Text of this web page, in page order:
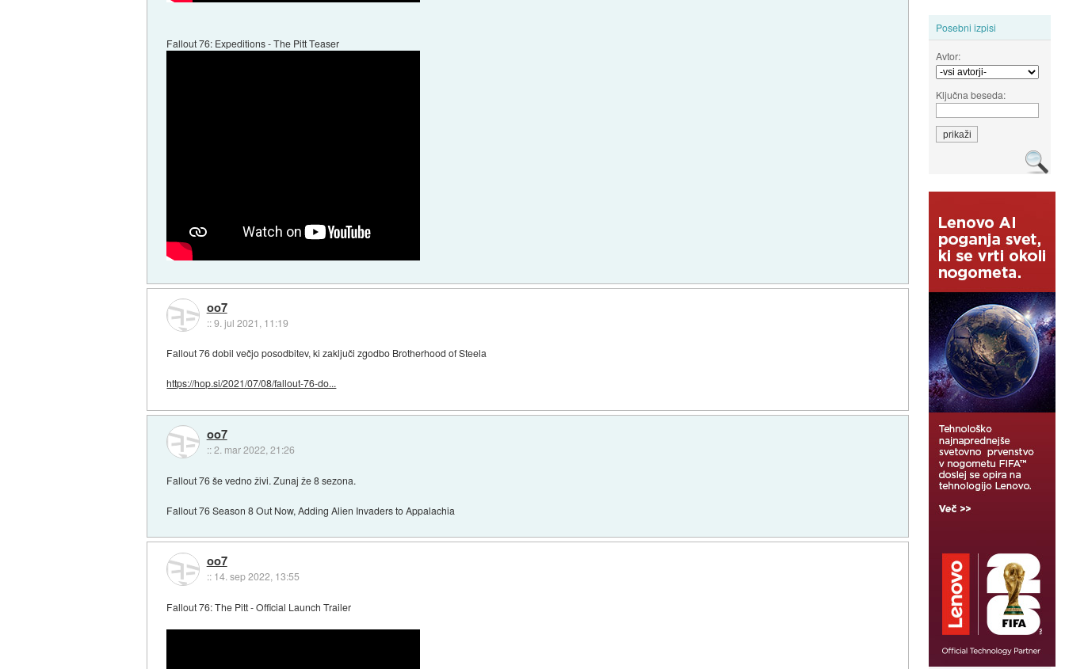
Posebni izpisi
Avtor:
Ključna beseda:
Fallout 76: Expeditions - The Pitt Teaser
oo7
::9. jul 2021, 11:19
Fallout 76 dobil večjo posodbitev, ki zaključi zgodbo Brotherhood of Steela
https://hop.si/2021/07/08/fallout-76-do...
oo7
::2. mar 2022, 21:26
Fallout 76 še vedno živi. Zunaj že 8 sezona.
Fallout 76 Season 8 Out Now, Adding Alien Invaders to Appalachia
oo7
:: 14. sep 2022, 13:55
Fallout 76: The Pitt - Official Launch Trailer